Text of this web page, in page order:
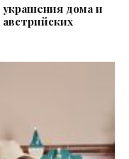
дома и